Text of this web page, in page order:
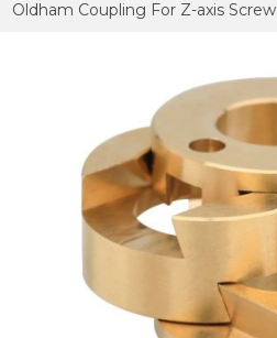
Oldham Coupling For Z-axis Screw